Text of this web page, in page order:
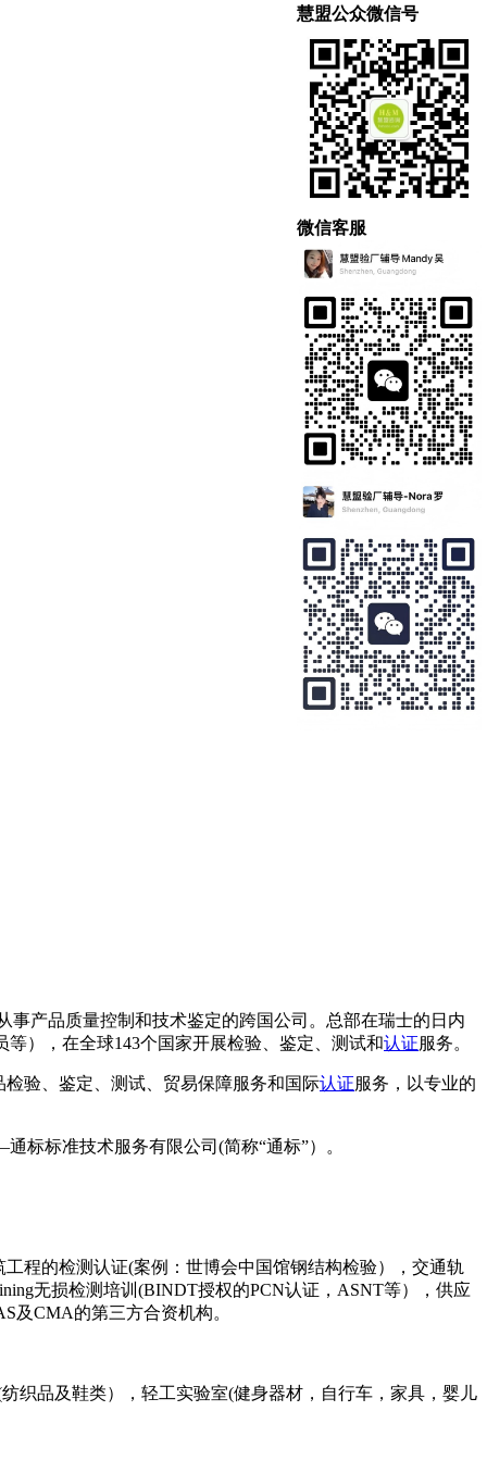
事产品质量控制和技术鉴定的跨国公司。总部在瑞士的日内
），在全球143个国家开展检验、鉴定、测试和认证服务。
验、鉴定、测试、贸易保障服务和国际认证服务，以专业的
标标准技术服务有限公司(简称“通标”）。
程的检测认证(案例：世博会中国馆钢结构检验），交通轨
无损检测培训(BINDT授权的PCN认证，ASNT等），供应
及CMA的第三方合资机构。
织品及鞋类），轻工实验室(健身器材，自行车，家具，婴儿
慧盟公众微信号
微信客服